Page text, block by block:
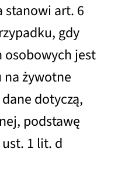
stanowi art. 6
gdy
osobowych jest
na żywotne
dotyczą,
podstawę
1 lit. d